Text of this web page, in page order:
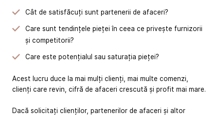
Cât de satisfăcuți sunt partenerii de afaceri?
Care sunt tendințele pieței în ceea ce privește furnizorii
și competitorii?
Care este potențialul sau saturația pieței?
Acest lucru duce la mai mulți clienți, mai multe comenzi,
clienți care revin, cifră de afaceri crescută și profit mai mare.
Dacă solicitați clienților, partenerilor de afaceri și altor